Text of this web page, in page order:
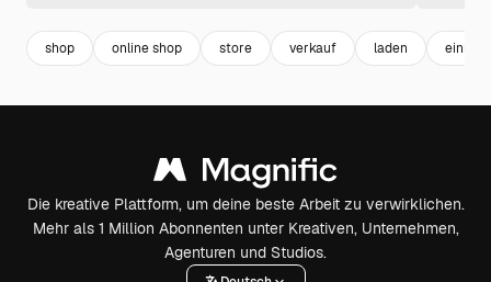
shop online shop store verkauf laden
Die kreative Plattform, um deine beste Arbeit zu verwirklichen.
Mehr als 1 Million Abonnenten unter Kreativen, Unternehmen,
Agenturen und Studios.